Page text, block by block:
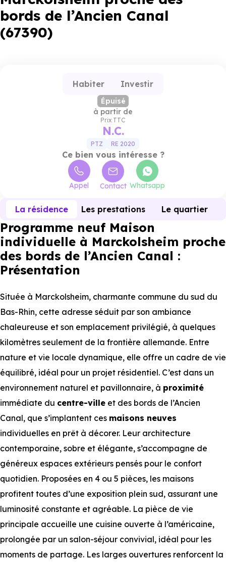
bords de l’Ancien Canal
(67390)
Habiter Investir
Épuisé
à partir de
Prix TTC
N.C.
PTZ RE 2020
Ce bien vous intéresse ?
Appel Contact Whatsapp
La résidence Les prestations Le quartier
Programme neuf Maison
individuelle à Marckolsheim proche
des bords de l’Ancien Canal :
Présentation
Située à Marckolsheim, charmante commune du sud du
Bas-Rhin, cette adresse séduit par son ambiance
chaleureuse et son emplacement privilégié, à quelques
kilomètres seulement de la frontière allemande. Entre
nature et vie locale dynamique, elle offre un cadre de vie
équilibré, idéal pour un projet résidentiel. C’est dans un
environnement naturel et pavillonnaire, à proximité
immédiate du centre-ville et des bords de l’Ancien
Canal, que s’implantent ces maisons neuves
individuelles en prêt à décorer. Leur architecture
contemporaine, sobre et élégante, s’accompagne de
généreux espaces extérieurs pensés pour le confort
quotidien. Proposées en 4 ou 5 pièces, les maisons
profitent toutes d’une exposition plein sud, assurant une
luminosité constante et agréable. La pièce de vie
principale accueille une cuisine ouverte à l’américaine,
prolongée par un salon-séjour convivial, idéal pour les
moments de partage. Les larges ouvertures renforcent la